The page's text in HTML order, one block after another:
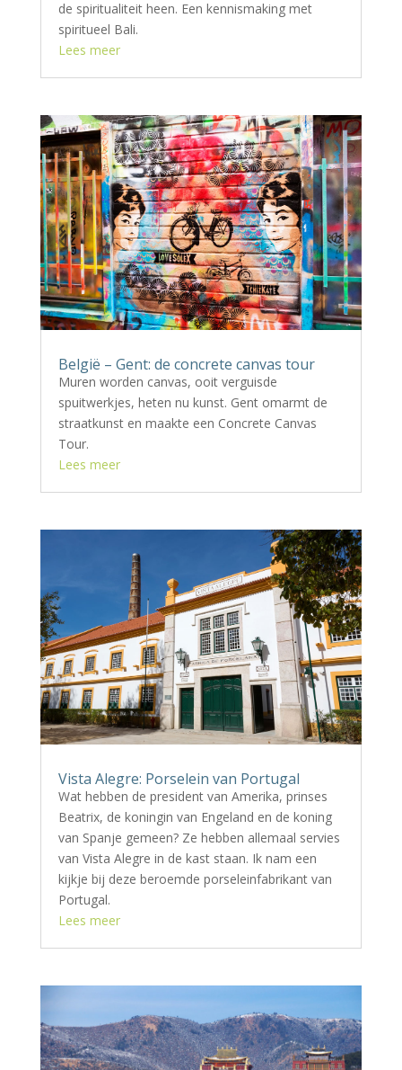
de spiritualiteit heen. Een kennismaking met
spiritueel Bali.
Lees meer
België – Gent: de concrete canvas tour
Muren worden canvas, ooit verguisde
spuitwerkjes, heten nu kunst. Gent omarmt de
straatkunst en maakte een Concrete Canvas
Tour.
Lees meer
Vista Alegre: Porselein van Portugal
Wat hebben de president van Amerika, prinses
Beatrix, de koningin van Engeland en de koning
van Spanje gemeen? Ze hebben allemaal servies
van Vista Alegre in de kast staan. Ik nam een
kijkje bij deze beroemde porseleinfabrikant van
Portugal.
Lees meer